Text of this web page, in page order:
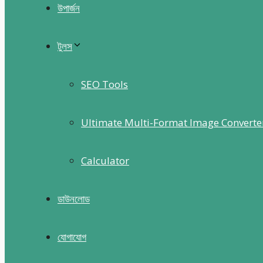
উপার্জন
টুলস
SEO Tools
Ultimate Multi-Format Image
Calculator
ডাউনলোড
যোগাযোগ